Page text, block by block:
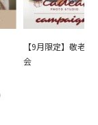
【9月限定】敬老の
会